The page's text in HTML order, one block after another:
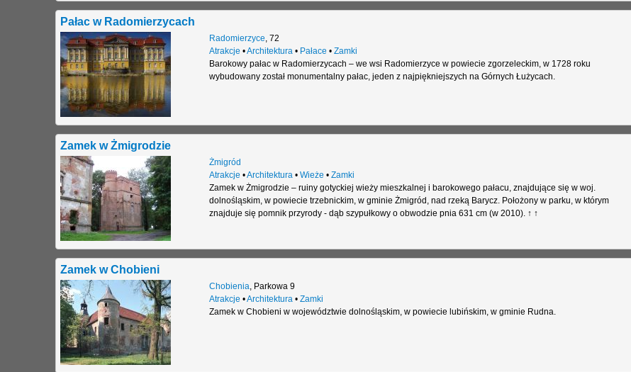
Pałac w Radomierzycach
Radomierzyce, 72
Atrakcje •Architektura• Pałace • Zamki
Barokowy pałac w Radomierzycach – we wsi Radomierzyce w powiecie zgorzeleckim, w 1728 roku
wybudowany został monumentalny pałac, jeden z najpiękniejszych na Górnych Łużycach.
Zamek w Żmigrodzie
Żmigród
Atrakcje •Architektura• Wieże • Zamki
Zamek w Żmigrodzie – ruiny gotyckiej wieży mieszkalnej i barokowego pałacu, znajdujące się w woj.
dolnośląskim, w powiecie trzebnickim, w gminie Żmigród, nad rzeką Barycz. Położony w parku, w którym
znajduje się pomnik przyrody - dąb szypułkowy o obwodzie pnia 631 cm (w 2010). ↑ ↑
Zamek w Chobieni
Chobienia Parkowa 9
Atrakcje •Architektura • Zamki
Zamek w Chobieni w województwie dolnośląskim, w powiecie lubińskim, w gminie Rudna.